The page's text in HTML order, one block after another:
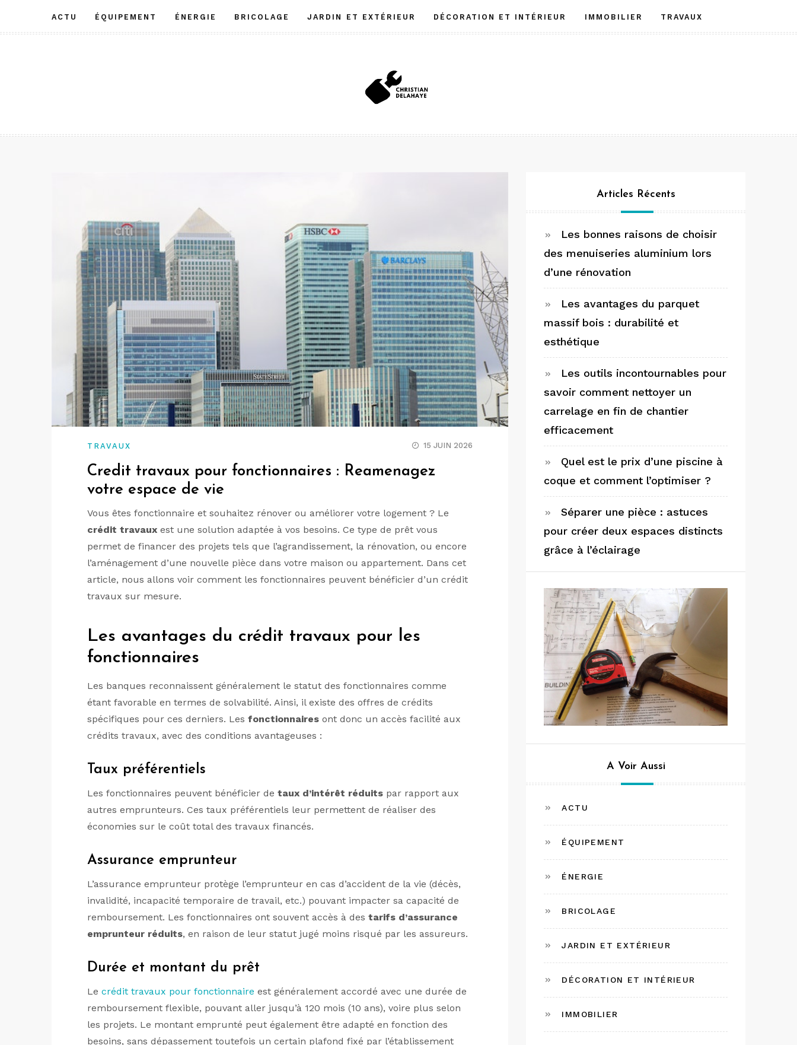
contenu
ACTU ÉQUIPEMENT ÉNERGIE BRICOLAGE JARDIN ET EXTÉRIEUR DÉCORATION ET INTÉRIEUR IMMOBILIER TRAVAUX
TRAVAUX 15 JUIN 2026
Credit travaux pour fonctionnaires : Reamenagez
votre espace de vie
Vous êtes fonctionnaire et souhaitez rénover ou améliorer votre logement ? Le
crédit travaux est une solution adaptée à vos besoins. Ce type de prêt vous
permet de financer des projets tels que l’agrandissement, la rénovation, ou encore
l’aménagement d’une nouvelle pièce dans votre maison ou appartement. Dans cet
article, nous allons voir comment les fonctionnaires peuvent bénéficier d’un crédit
travaux sur mesure.
Les avantages du crédit travaux pour les
fonctionnaires
Les banques reconnaissent généralement le statut des fonctionnaires comme
étant favorable en termes de solvabilité. Ainsi, il existe des offres de crédits
spécifiques pour ces derniers. Les fonctionnaires ont donc un accès facilité aux
crédits travaux, avec des conditions avantageuses :
Taux préférentiels
Les fonctionnaires peuvent bénéficier de taux d’intérêt réduits par rapport aux
autres emprunteurs. Ces taux préférentiels leur permettent de réaliser des
économies sur le coût total des travaux financés.
Assurance emprunteur
L’assurance emprunteur protège l’emprunteur en cas d’accident de la vie (décès,
invalidité, incapacité temporaire de travail, etc.) pouvant impacter sa capacité de
remboursement. Les fonctionnaires ont souvent accès à des tarifs d’assurance
emprunteur réduits, en raison de leur statut jugé moins risqué par les assureurs.
Durée et montant du prêt
Le crédit travaux pour fonctionnaire est généralement accordé avec une durée de
remboursement flexible, pouvant aller jusqu’à 120 mois (10 ans), voire plus selon
les projets. Le montant emprunté peut également être adapté en fonction des
besoins, sans dépassement toutefois un certain plafond fixé par l’établissement
Articles Récents
Les bonnes raisons de choisir
des menuiseries aluminium lors
d’une rénovation
Les avantages du parquet
massif bois : durabilité et
esthétique
Les outils incontournables pour
savoir comment nettoyer un
carrelage en fin de chantier
efficacement
Quel est le prix d’une piscine à
coque et comment l’optimiser ?
Séparer une pièce : astuces
pour créer deux espaces distincts
grâce à l’éclairage
A Voir Aussi
ACTU
ÉQUIPEMENT
ÉNERGIE
BRICOLAGE
JARDIN ET EXTÉRIEUR
DÉCORATION ET INTÉRIEUR
IMMOBILIER